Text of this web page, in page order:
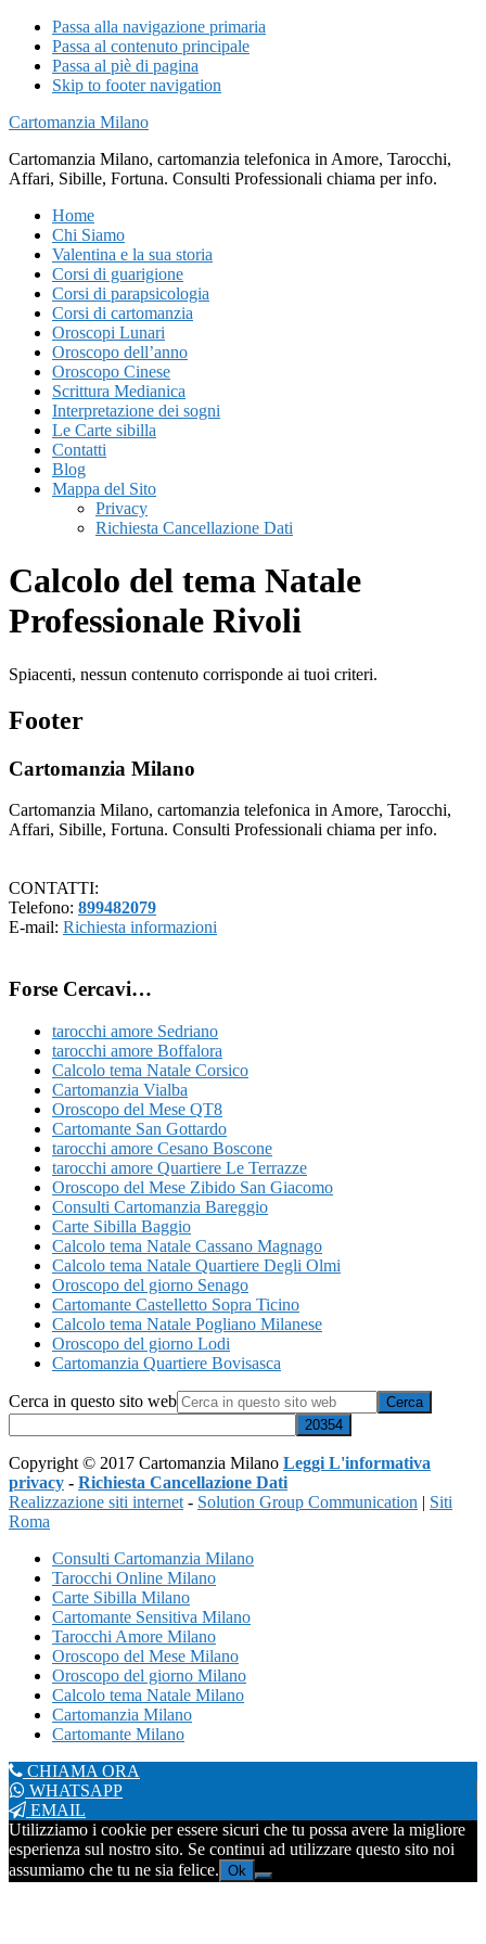
Passa alla navigazione primaria
Passa al contenuto principale
Passa al piè di pagina
Skip to footer navigation
Cartomanzia Milano
Cartomanzia Milano, cartomanzia telefonica in Amore, Tarocchi,
Affari, Sibille, Fortuna. Consulti Professionali chiama per info.
Home
Chi Siamo
Valentina e la sua storia
Corsi di guarigione
Corsi di parapsicologia
Corsi di cartomanzia
Oroscopi Lunari
Oroscopo dell’anno
Oroscopo Cinese
Scrittura Medianica
Interpretazione dei sogni
Le Carte sibilla
Contatti
Blog
Mappa del Sito
Privacy
Richiesta Cancellazione Dati
Calcolo del tema Natale
Professionale Rivoli
Spiacenti, nessun contenuto corrisponde ai tuoi criteri.
Footer
Cartomanzia Milano
Cartomanzia Milano, cartomanzia telefonica in Amore, Tarocchi,
Affari, Sibille, Fortuna. Consulti Professionali chiama per info.
CONTATTI:
Telefono: 899482079
E-mail: Richiesta informazioni
Forse Cercavi…
tarocchi amore Sedriano
tarocchi amore Boffalora
Calcolo tema Natale Corsico
Cartomanzia Vialba
Oroscopo del Mese QT8
Cartomante San Gottardo
tarocchi amore Cesano Boscone
tarocchi amore Quartiere Le Terrazze
Oroscopo del Mese Zibido San Giacomo
Consulti Cartomanzia Bareggio
Carte Sibilla Baggio
Calcolo tema Natale Cassano Magnago
Calcolo tema Natale Quartiere Degli Olmi
Oroscopo del giorno Senago
Cartomante Castelletto Sopra Ticino
Calcolo tema Natale Pogliano Milanese
Oroscopo del giorno Lodi
Cartomanzia Quartiere Bovisasca
Cerca in questo sito web
Copyright © 2017 Cartomanzia Milano Leggi L'informativa
privacy - Richiesta Cancellazione Dati
Realizzazione siti internet - Solution Group Communication | Siti
Roma
Consulti Cartomanzia Milano
Tarocchi Online Milano
Carte Sibilla Milano
Cartomante Sensitiva Milano
Tarocchi Amore Milano
Oroscopo del Mese Milano
Oroscopo del giorno Milano
Calcolo tema Natale Milano
Cartomanzia Milano
Cartomante Milano
CHIAMA ORA
WHATSAPP
EMAIL
Utilizziamo i cookie per essere sicuri che tu possa avere la migliore
esperienza sul nostro sito. Se continui ad utilizzare questo sito noi
assumiamo che tu ne sia felice. Ok